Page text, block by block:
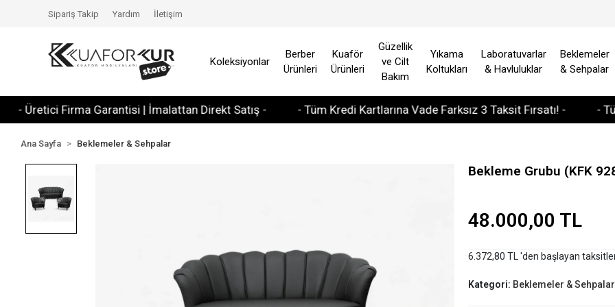
Firma Garantisi | İmalattan Direkt Satış - - Tüm Kredi Kartlarına Vade Farksız 3 Taksit Fırsatı! - - Tüm
Sipariş Takip Yardım İletişim
Koleksiyonlar
Berber
Ürünleri
Kuaför
Ürünleri
Güzellik
ve Cilt
Bakım
Yıkama
Koltukları
Laboratuvarlar
& Havluluklar
Beklemeler
& Sehpalar
Ana Sayfa Beklemeler & Sehpalar
Bekleme Grubu (KFK
48.000,00 TL
6.372,80 TL 'den başlayan
Kategori: Beklemeler & Sehpalar